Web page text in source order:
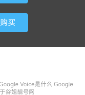
买
Voice是什么 Google
谷姐靓号网